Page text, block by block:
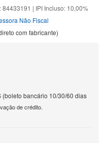
| IPI Incluso: 10,00%
Não Fiscal
com fabricante)
(boleto bancário 10/30/60 dias
de crédito.